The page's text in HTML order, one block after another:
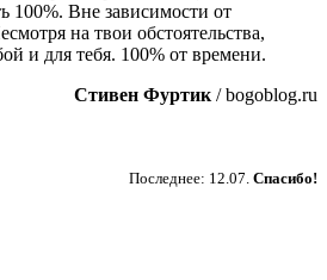
100%. Вне зависимости от
на твои обстоятельства,
и для тебя. 100% от времени.
Стивен Фуртик / bogoblog.ru
Последнее: 12.07. Спасибо!